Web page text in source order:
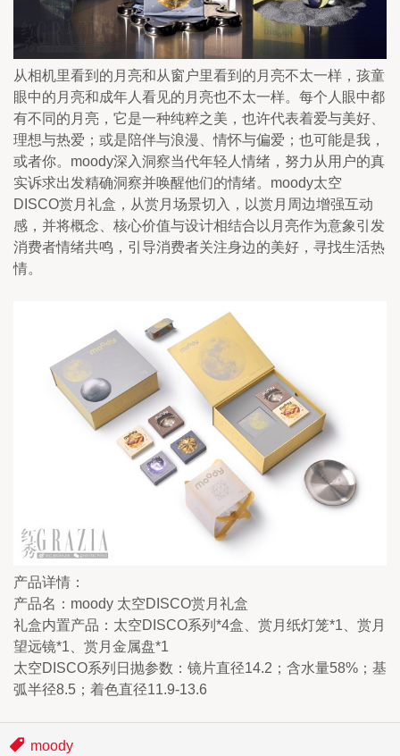
从相机里看到的月亮和从窗户里看到的月亮不太一样，孩童
眼中的月亮和成年人看见的月亮也不太一样。每个人眼中都
有不同的月亮，它是一种纯粹之美，也许代表着爱与美好、
理想与热爱；或是陪伴与浪漫、情怀与偏爱；也可能是我，
或者你。moody深入洞察当代年轻人情绪，努力从用户的真
实诉求出发精确洞察并唤醒他们的情绪。moody太空
DISCO赏月礼盒，从赏月场景切入，以赏月周边增强互动
感，并将概念、核心价值与设计相结合以月亮作为意象引发
消费者情绪共鸣，引导消费者关注身边的美好，寻找生活热
情。
产品详情：
产品名：moody 太空DISCO赏月礼盒
礼盒内置产品：太空DISCO系列*4盒、赏月纸灯笼*1、赏月
望远镜*1、赏月金属盘*1
太空DISCO系列日抛参数：镜片直径14.2；含水量58%；基
弧半径8.5；着色直径11.9-13.6
moody